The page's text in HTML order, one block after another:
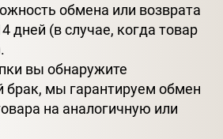
обмена или возврата
дней (в случае, когда товар
вы обнаружите
брак, мы гарантируем обмен
на аналогичную или